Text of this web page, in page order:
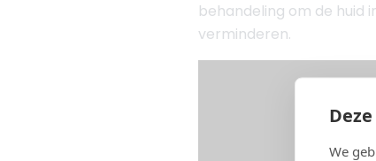
We
behandeling om de huid
verminderen.